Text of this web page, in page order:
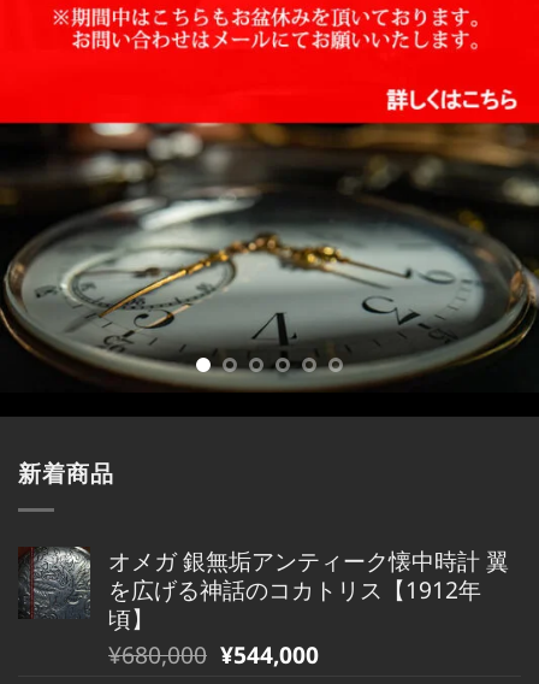
新着商品
オメガ 銀無垢アンティーク懐中時計 翼
を広げる神話のコカトリス【1912年
頃】
元
¥680,000 現
¥544,000